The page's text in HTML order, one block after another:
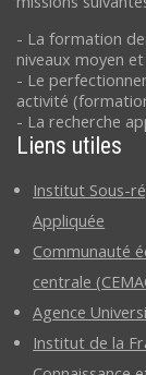
- La formation
niveaux moyen
- Le
activité
- La recherche
Liens utiles
Institut Sous-
Appliquée
Communauté
centrale
Agence
Institut de la